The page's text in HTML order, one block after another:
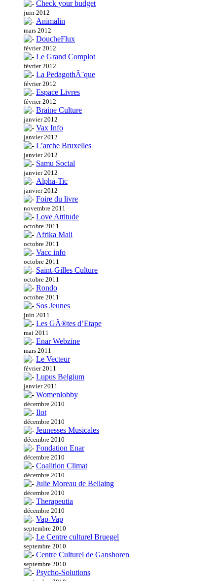
Check your budget
juin 2012
Animalin
mars 2012
DoucheFlux
février 2012
Le Grand Complot
février 2012
La PedagothÃ¨que
février 2012
Espace Livres
février 2012
Braine Culture
janvier 2012
Vax Info
janvier 2012
L’arche Bruxelles
janvier 2012
Samu Social
janvier 2012
Alpha-Tic
janvier 2012
Foire du livre
novembre 2011
Love Attitude
octobre 2011
Afrika Mali
octobre 2011
Vacc info
octobre 2011
Saint-Gilles Culture
octobre 2011
Rondo
octobre 2011
Sos Jeunes
juin 2011
Les GÃ®tes d’Etape
mai 2011
Enar Webzine
mars 2011
Le Vecteur
février 2011
Lupus Belgium
janvier 2011
Womenlobby
décembre 2010
Ilot
décembre 2010
Jeunesses Musicales
décembre 2010
Fondation Enar
décembre 2010
Coalition Climat
décembre 2010
Julie Moreau de Bellaing
décembre 2010
Therapeutia
décembre 2010
Vap-Vap
septembre 2010
Le Centre culturel Bruegel
septembre 2010
Centre Culturel de Ganshoren
septembre 2010
Psycho-Solutions